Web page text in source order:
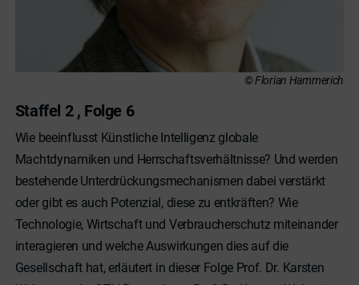
© Florian Hammerich
Staffel 2 , Folge 6
Wie beeinflusst Künstliche Intelligenz globale
Machtdynamiken und Herrschaftsverhältnisse? Und werden
bestehende Unterdrückungsmechanismen dabei verstärkt
oder gibt es auch Potenzial, diese zu entkräften? Wie
Technologie, Wirtschaft und Verbraucherschutz miteinander
interagieren und welche Auswirkungen dies auf die
Gesellschaft hat, erläutert in dieser Folge Prof. Dr. Karsten